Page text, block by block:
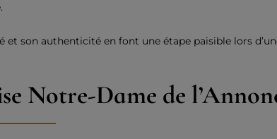
et son authenticité en font une étape paisible lors
Notre-Dame de